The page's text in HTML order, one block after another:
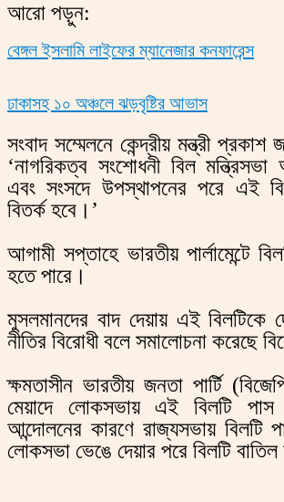
আরো পড়ুন:
বেঙ্গল ইসলামি লাইফের ম্যানেজার কনফারেন্স
ঢাকাসহ ১০ অঞ্চলে ঝড়বৃষ্টির আভাস
সংবাদ সম্মেলনে কেন্দ্রীয় মন্ত্রী প্রকাশ
‘নাগরিকত্ব সংশোধনী বিল
এবং সংসদে উপস্থাপনের পরে এই
বিতর্ক হবে।’
আগামী সপ্তাহে ভারতীয় পার্লামেন্টে
হতে পারে।
মুসলমানদের বাদ দেয়ায় এই বিলটিকে
নীতির বিরোধী বলে সমালোচনা করেছে
ক্ষমতাসীন ভারতীয় জনতা পার্টি
মেয়াদে লোকসভায় এই বিলটি
আন্দোলনের কারণে রাজ্যসভায় বিলটি
লোকসভা ভেঙে দেয়ার পরে বিলটি বাতিল